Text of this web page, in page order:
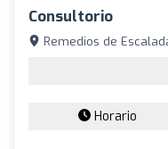
Consultorio
Remedios de
Horario